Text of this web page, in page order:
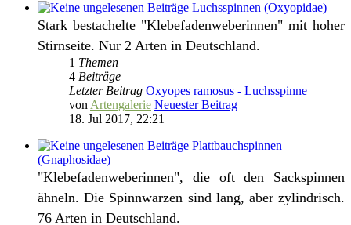
Luchsspinnen (Oxyopidae)
Stark bestachelte "Klebefadenweberinnen" mit hoher
Stirnseite. Nur 2 Arten in Deutschland.
1 Themen
4 Beiträge
Letzter Beitrag Oxyopes ramosus - Luchsspinne
von Artengalerie Neuester Beitrag
18. Jul 2017, 22:21
Plattbauchspinnen
(Gnaphosidae)
"Klebefadenweberinnen", die oft den Sackspinnen
ähneln. Die Spinnwarzen sind lang, aber zylindrisch.
76 Arten in Deutschland.